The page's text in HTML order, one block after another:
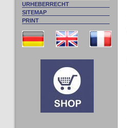
URHEBERRECHT
SITEMAP
PRINT